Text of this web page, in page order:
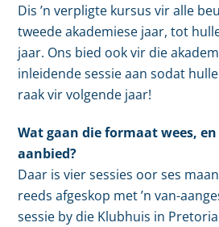
Dis ’n verpligte kursus vir alle
tweede akademiese jaar, tot
jaar. Ons bied ook vir die
inleidende sessie aan sodat
raak vir volgende jaar!
Wat gaan die formaat wees,
aanbied?
Daar is vier sessies oor ses
reeds afgeskop met ’n van-
sessie by die Klubhuis in